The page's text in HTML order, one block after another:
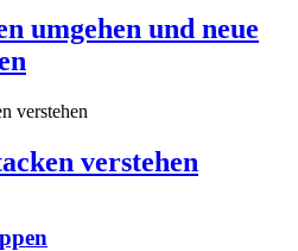
umgehen und neue
verstehen